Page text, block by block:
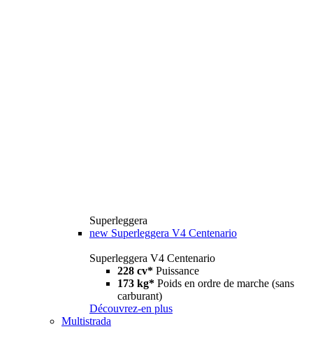
Superleggera
new Superleggera V4 Centenario
Superleggera V4 Centenario
228 cv* Puissance
173 kg* Poids en ordre de marche (sans
carburant)
Découvrez-en plus
Multistrada